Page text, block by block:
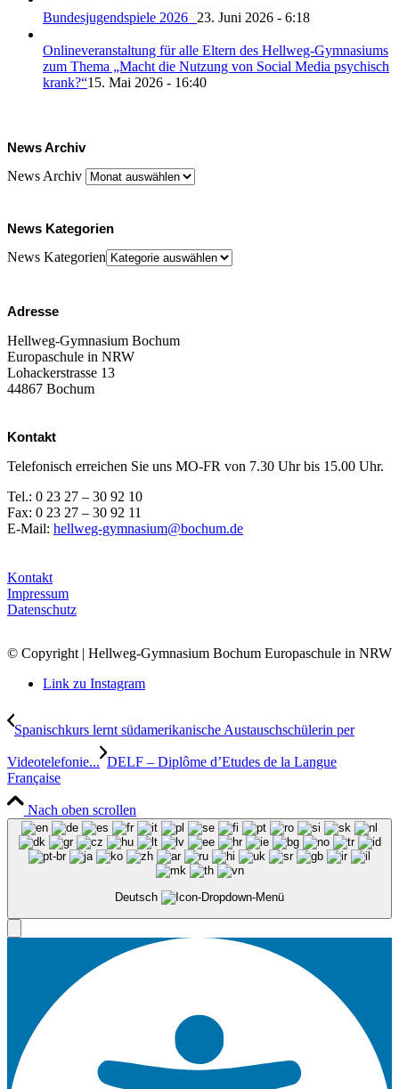
Bundesjugendspiele 2026 23. Juni 2026 - 6:18
Onlineveranstaltung für alle Eltern des Hellweg-Gymnasiums
zum Thema „Macht die Nutzung von Social Media psychisch
krank?“15. Mai 2026 - 16:40
News Archiv
News Archiv
News Kategorien
News Kategorien
Adresse
Hellweg-Gymnasium Bochum
Europaschule in NRW
Lohackerstrasse 13
44867 Bochum
Kontakt
Telefonisch erreichen Sie uns MO-FR von 7.30 Uhr bis 15.00 Uhr.
Tel.: 0 23 27 – 30 92 10
Fax: 0 23 27 – 30 92 11
E-Mail: hellweg-gymnasium@bochum.de
Kontakt
Impressum
Datenschutz
© Copyright | Hellweg-Gymnasium Bochum Europaschule in NRW
Link zu Instagram
Spanischkurs lernt südamerikanische Austauschschülerin per
Videotelefonie... DELF – Diplôme d’Etudes de la Langue
Française
Nach oben scrollen
Deutsch